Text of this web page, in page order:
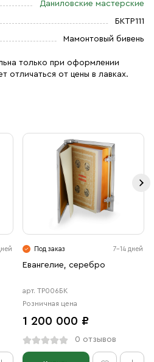
орудиями Страстей и
об искупительной
изображения выполнены
Даниловские мастерские
БКТР111
Мамонтовый бивень
только при оформлении
отличаться от цены в лавках.
Под заказ 7-14 дней
Евангелие, серебро
арт. ТР006БК
Розничная цена
1 200 000 ₽
0 отзывов